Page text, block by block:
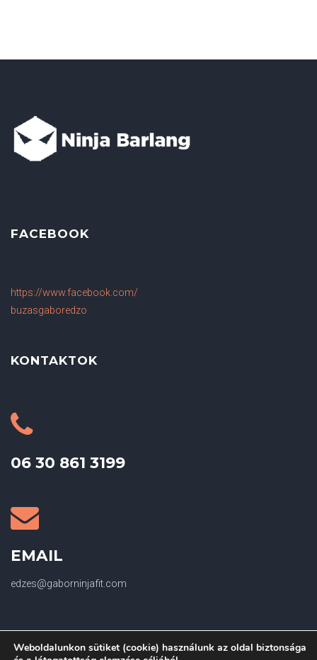
FACEBOOK
https://www.facebook.com/
buzasgaboredzo
KONTAKTOK
06 30 861 3199
EMAIL
edzes@gaborninjafit.com
Weboldalunkon sütiket (cookie) használunk az oldal biztonsága